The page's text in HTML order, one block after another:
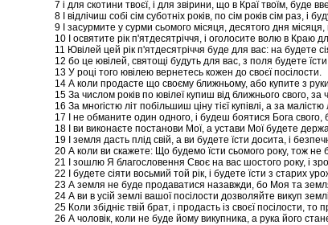
7 і для скотини твоєї, і для звірини, що в Краї твоїм, буде
8 І відлічиш собі сім суботніх років, по сім років сім раз, і
9 І засурмите у сурми сьомого місяця, десятого дня
10 І освятите рік п'ятдесятріччя, і оголосите волю в Краю
11 Ювілей цей рік п'ятдесятріччя буде для вас: на будете
12 бо це ювілей, святощі будуть для вас, з поля будете
13 У році того ювілею вернетесь кожен до своєї посілости.
14 А коли продасте що своєму ближньому, або купите з
15 За числом років по ювілеї купиш від ближнього свого,
16 За многістю літ побільшиш ціну тієї купівлі, а за
17 І не обманите один одного, і будеш боятися Бога
18 І ви виконаєте постанови Мої, а устави Мої будете
19 І земля дасть плід свій, а ви будете їсти досита, і
20 А коли ви скажете: Що будемо їсти сьомого року, тож не
21 І зошлю Я благословення Своє на вас шостого року, і
22 І будете сіяти восьмий той рік, і будете їсти з старих
23 А земля не буде продаватися назавжди, бо Моя та
24 А ви в усій землі вашої посілости дозволяйте викуп
25 Коли збідніє твій брат, і продасть із своєї посілости,
26 А чоловік, коли не буде йому викупника, а рука його